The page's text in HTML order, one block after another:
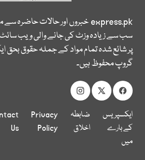
express.pkخبروں اور حالات حاضرہ سے
سب سے زیادہ وزٹ کی جانے والی ویب
پر شائع شدہ تمام مواد کے جملہ حقوق بحق
گروپ محفوظ ہیں۔
ایکسپریس
کے بارے
میں
ضابطہ
اخلاق
Privacy
Policy
Us